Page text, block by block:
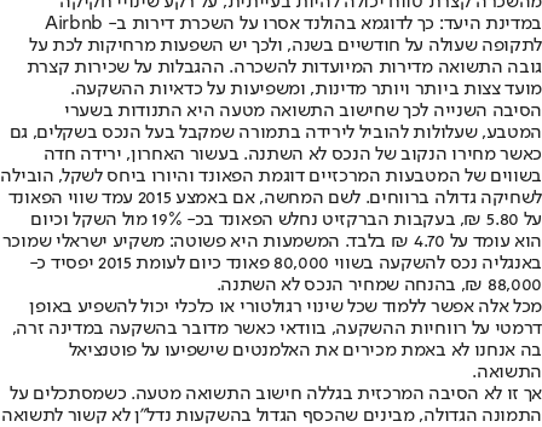
במדינת היעד: כך לדוגמא בהולנד אסרו על השכרת דירות ב- Airbnb
לתקופה שעולה על חודשיים בשנה, ולכך יש השפעות מרחיקות לכת על
גובה התשואה מדירות המיועדות להשכרה. ההגבלות על שכירות קצרת
מועד צצות ביותר ויותר מדינות, ומשפיעות על כדאיות ההשקעה.
הסיבה השנייה לכך שחישוב התשואה מטעה היא התנודות בשערי
המטבע, שעלולות להוביל לירידה בתמורה שמקבל בעל הנכס בשקלים, גם
כאשר מחירו הנקוב של הנכס לא השתנה. בעשור האחרון, ירידה חדה
בשווים של המטבעות המרכזיים דוגמת הפאונד והיורו ביחס לשקל, הובילה
לשחיקה גדולה ברווחים. לשם המחשה, אם באמצע 2015 עמד שווי הפאונד
על 5.80 ₪, בעקבות הברקזיט נחלש הפאונד בכ- 19% מול השקל וכיום
הוא עומד על 4.70 ₪ בלבד. המשמעות היא פשוטה: משקיע ישראלי שמוכר
באנגליה נכס להשקעה בשווי 80,000 פאונד כיום לעומת 2015 יפסיד כ-
88,000 ₪, בהנחה שמחיר הנכס לא השתנה.
מכל אלה אפשר ללמוד שכל שינוי רגולטורי או כלכלי יכול להשפיע באופן
דרמטי על רווחיות ההשקעה, בוודאי כאשר מדובר בהשקעה במדינה זרה,
בה אנחנו לא באמת מכירים את האלמנטים שישפיעו על פוטנציאל
התשואה.
אך זו לא הסיבה המרכזית בגללה חישוב התשואה מטעה. כשמסתכלים על
התמונה הגדולה, מבינים שהכסף הגדול בהשקעות נדל”ן לא קשור לתשואה